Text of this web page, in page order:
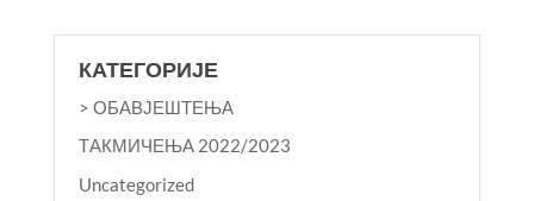
КАТЕГОРИЈЕ
> ОБАВЈЕШТЕЊА
TАКМИЧЕЊА 2022/2023
Uncategorized